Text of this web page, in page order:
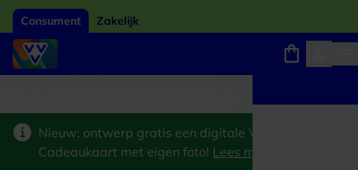
Consument Zakelijk
Nieuw: ontwerp gratis een digitale VVV
Cadeaukaart met eigen foto! Lees meer